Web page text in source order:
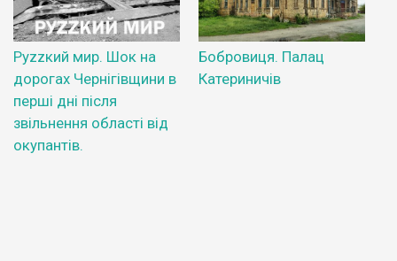
Руzzкий мир. Шок на
дорогах Чернігівщини в
перші дні після
звільнення області від
окупантів.
Бобровиця. Палац
Катериничів